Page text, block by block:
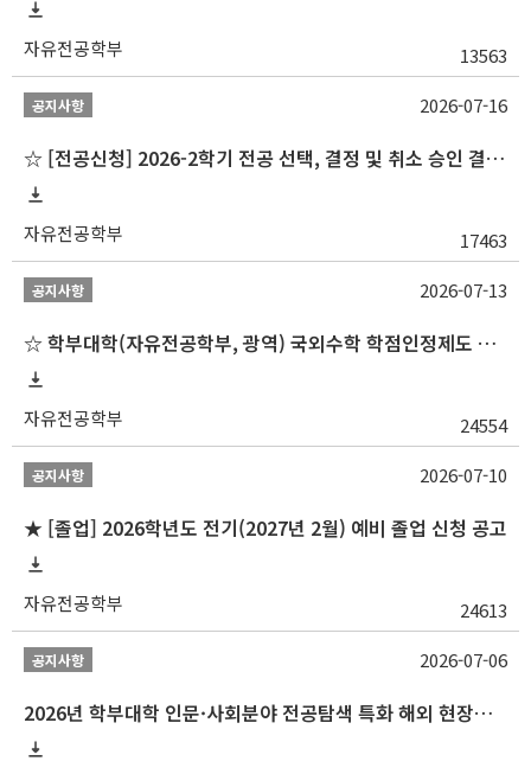
자유전공학부 13563
공지사항
☆ [전공신청] 2026-2학기 전공 선택, 결정 및 취소 승인 결과 알림(심화전공 포함)
자유전공학부 17463
2026-07-16
공지사항
☆ 학부대학(자유전공학부, 광역) 국외수학 학점인정제도 변경 안내(2027-1학기 파견학생부터)
자유전공학부 24554
2026-07-13
공지사항
★ [졸업] 2026학년도 전기(2027년 2월) 예비 졸업 신청 공고
자유전공학부 24613
2026-07-10
공지사항
2026년 학부대학 인문·사회분야 전공탐색 특화 해외 현장학습 프로그램(중국) 모집 안내
2026-07-06